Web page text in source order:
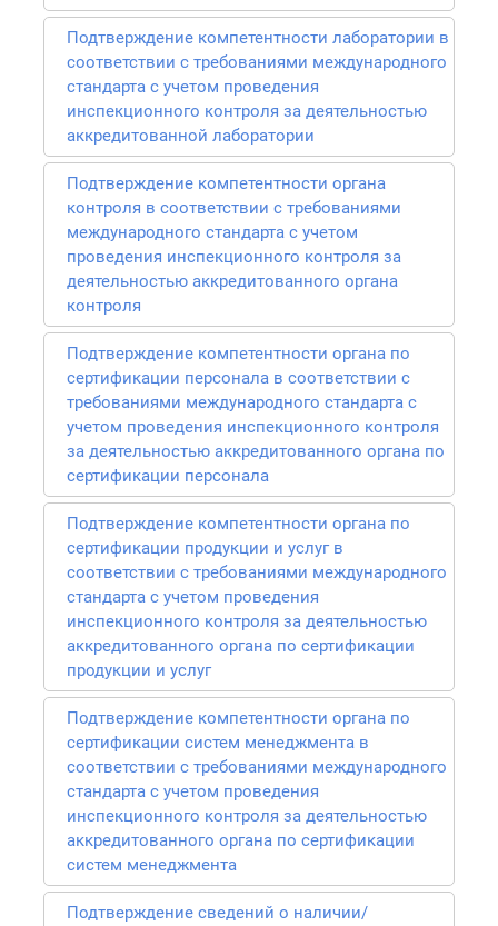
Подтверждение компетентности лаборатории в
соответствии с требованиями международного
стандарта с учетом проведения
инспекционного контроля за деятельностью
аккредитованной лаборатории
Подтверждение компетентности органа
контроля в соответствии с требованиями
международного стандарта с учетом
проведения инспекционного контроля за
деятельностью аккредитованного органа
контроля
Подтверждение компетентности органа по
сертификации персонала в соответствии с
требованиями международного стандарта с
учетом проведения инспекционного контроля
за деятельностью аккредитованного органа по
сертификации персонала
Подтверждение компетентности органа по
сертификации продукции и услуг в
соответствии с требованиями международного
стандарта с учетом проведения
инспекционного контроля за деятельностью
аккредитованного органа по сертификации
продукции и услуг
Подтверждение компетентности органа по
сертификации систем менеджмента в
соответствии с требованиями международного
стандарта с учетом проведения
инспекционного контроля за деятельностью
аккредитованного органа по сертификации
систем менеджмента
Подтверждение сведений о наличии/